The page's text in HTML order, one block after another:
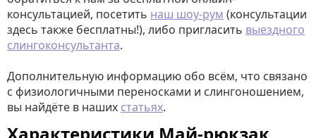
консультацией, посетить наш шоу-рум (консультации
здесь также бесплатны!), либо пригласить выездного
слингоконсультанта.
Дополнительную информацию обо всём, что связано
с физиологичными переносками и слингоношением,
вы найдёте в наших статьях.